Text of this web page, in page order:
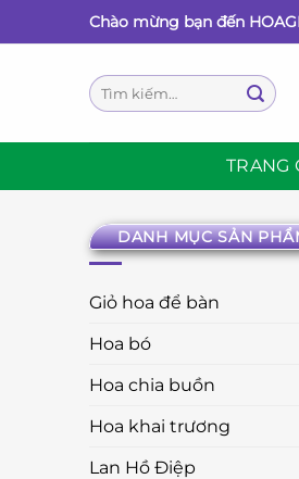
qua
Chào mừng bạn đến
Tìm
kiếm:
TRANG
DANH MỤC SẢN
Giỏ hoa để bàn
Hoa bó
Hoa chia buồn
Hoa khai trương
Lan Hồ Điệp